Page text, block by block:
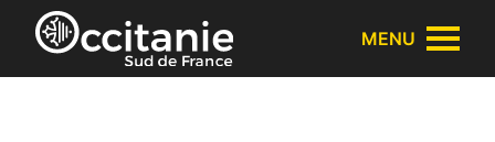
Cookies beheer paneel
MENU